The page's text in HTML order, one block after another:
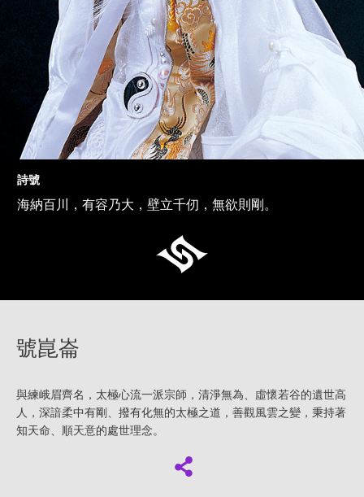
詩號
海納百川，有容乃大，壁立千仞，無欲則剛。
號崑崙
與練峨眉齊名，太極心流一派宗師，清淨無為、虛懷若谷的遺世高
人，深諳柔中有剛、撥有化無的太極之道，善觀風雲之變，秉持著
知天命、順天意的處世理念。